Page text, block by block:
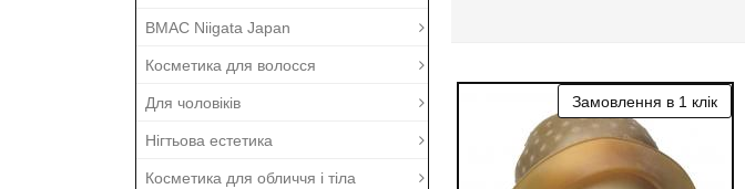
BMAC Niigata Japan
Косметика для волосся
Для чоловіків
Нігтьова естетика
Косметика для обличчя і тіла